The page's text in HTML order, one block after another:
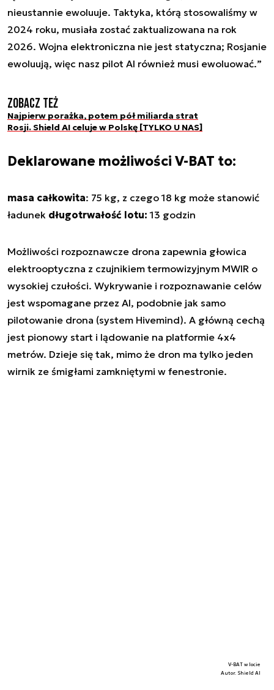
nieustannie ewoluuje. Taktyka, którą stosowaliśmy w
2024 roku, musiała zostać zaktualizowana na rok
2026. Wojna elektroniczna nie jest statyczna; Rosjanie
ewoluują, więc nasz pilot AI również musi ewoluować.”
Zobacz też
Najpierw porażka, potem pół miliarda strat
Rosji. Shield AI celuje w Polskę [TYLKO U NAS]
Deklarowane możliwości V-BAT to:
masa całkowita: 75 kg, z czego 18 kg może stanowić
ładunek długotrwałość lotu: 13 godzin
Możliwości rozpoznawcze drona zapewnia głowica
elektrooptyczna z czujnikiem termowizyjnym MWIR o
wysokiej czułości. Wykrywanie i rozpoznawanie celów
jest wspomagane przez AI, podobnie jak samo
pilotowanie drona (system Hivemind). A główną cechą
jest pionowy start i lądowanie na platformie 4x4
metrów. Dzieje się tak, mimo że dron ma tylko jeden
wirnik ze śmigłami zamkniętymi w fenestronie.
V-BAT w locie
Autor. Shield AI